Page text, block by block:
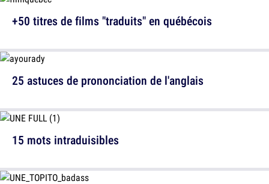
25 astuces de prononciation de l'anglais
+50 titres de films "traduits" en québécois
15 mots intraduisibles